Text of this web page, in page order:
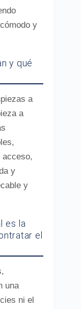
y
y qué
a
a
y
y
es la
el
una
ni el